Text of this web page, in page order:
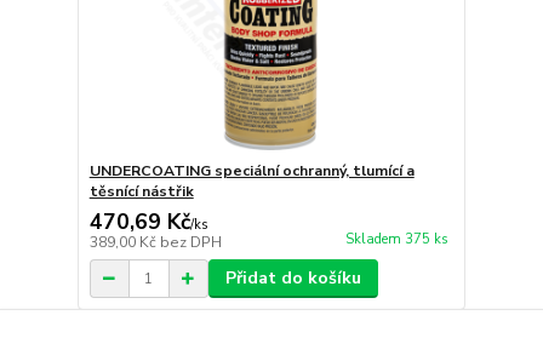
UNDERCOATING speciální ochranný, tlumící a
těsnící nástřik
470,69 Kč/ks
389,00 Kč bez DPH Skladem 375 ks
Přidat do košíku